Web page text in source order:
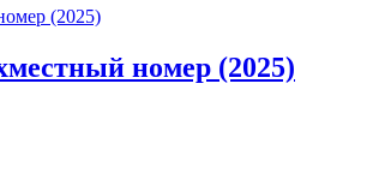
номер (2025)